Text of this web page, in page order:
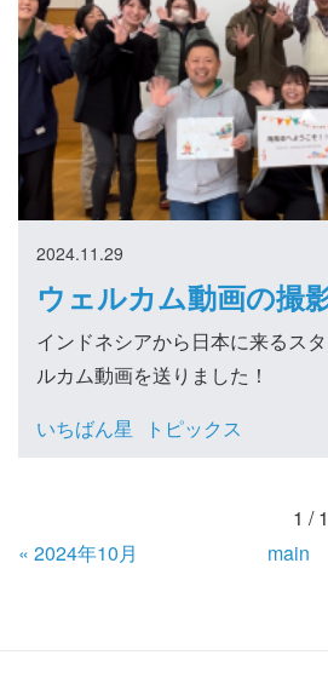
ウェルカム動画の撮
2024.11.29
インドネシアから日本に来るス
ルカム動画を送りました！
いちばん星
トピックス
1 / 1
« 2024年10月 main